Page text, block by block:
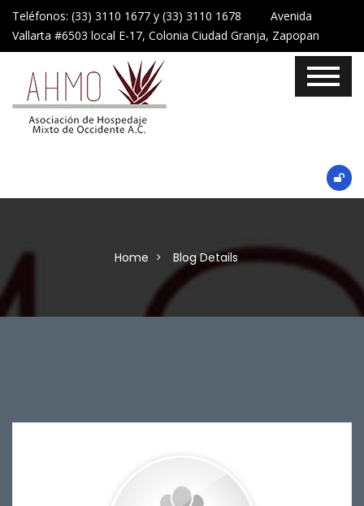
Teléfonos: (33) 3110 1677 y (33) 3110 1678 Avenida
Vallarta #6503 local E-17, Colonia Ciudad Granja, Zapopan
Home Blog Details